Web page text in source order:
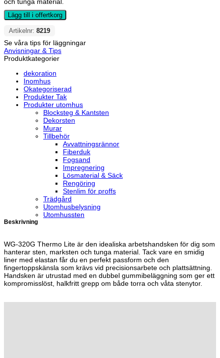
Lägg till i offertkorg
Artikelnr: 8219
Se våra tips för läggningar
Anvisningar & Tips
Produktkategorier
dekoration
Inomhus
Okategoriserad
Produkter Tak
Produkter utomhus
Blocksteg & Kantsten
Dekorsten
Murar
Tillbehör
Avvattningsrännor
Fiberduk
Fogsand
Impregnering
Lösmaterial & Säck
Rengöring
Stenlim för proffs
Trädgård
Utomhusbelysning
Utomhussten
Beskrivning
WG-320G Thermo Lite är den idealiska arbetshandsken för dig som
hanterar sten, marksten och tunga material. Tack vare en smidig
liner med elastan får du en perfekt passform och den
fingertoppskänsla som krävs vid precisionsarbete och plattsättning.
Handsken är utrustad med en dubbel gummibeläggning som ger ett
kompromisslöst, halkfritt grepp om både torra och våta stenytor.